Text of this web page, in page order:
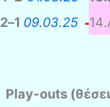
2–1 09.03.25 14.
Play-outs (